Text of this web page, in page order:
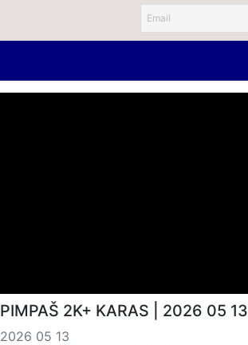
PIMPAŠ 2K+ KARAS | 2026 05 13
2026 05 13